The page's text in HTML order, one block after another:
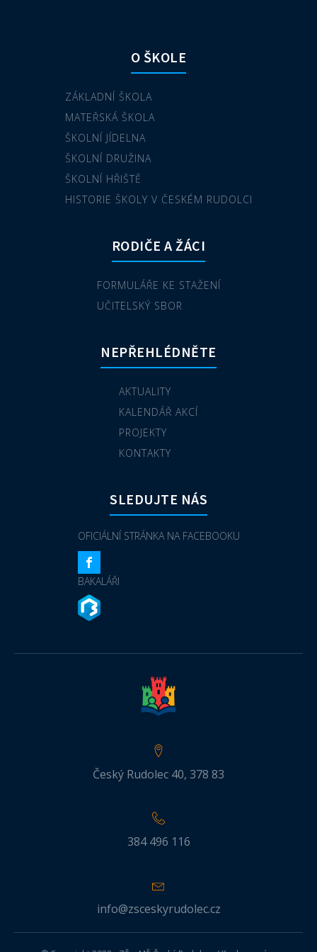
O ŠKOLE
ZÁKLADNÍ ŠKOLA
MATEŘSKÁ ŠKOLA
ŠKOLNÍ JÍDELNA
ŠKOLNÍ DRUŽINA
ŠKOLNÍ HŘIŠTĚ
HISTORIE ŠKOLY V ČESKÉM RUDOLCI
RODIČE A ŽÁCI
FORMULÁŘE KE STAŽENÍ
UČITELSKÝ SBOR
NEPŘEHLÉDNĚTE
AKTUALITY
KALENDÁŘ AKCÍ
PROJEKTY
KONTAKTY
SLEDUJTE NÁS
OFICIÁLNÍ STRÁNKA NA FACEBOOKU
BAKALÁŘI
Český Rudolec 40, 378 83
384 496 116
info@zsceskyrudolec.cz